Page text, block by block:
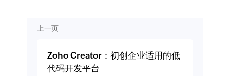
上一页
Zoho Creator：初创企业适用的低
代码开发平台